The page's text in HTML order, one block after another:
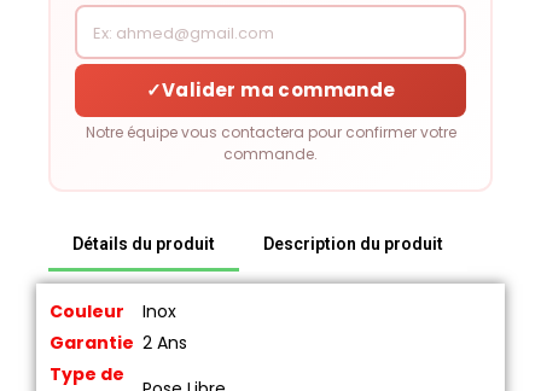
✓Valider ma commande
Notre équipe vous contactera pour confirmer votre
commande.
Détails du produit Description du produit
Couleur
Inox
Garantie 2 Ans
Type de